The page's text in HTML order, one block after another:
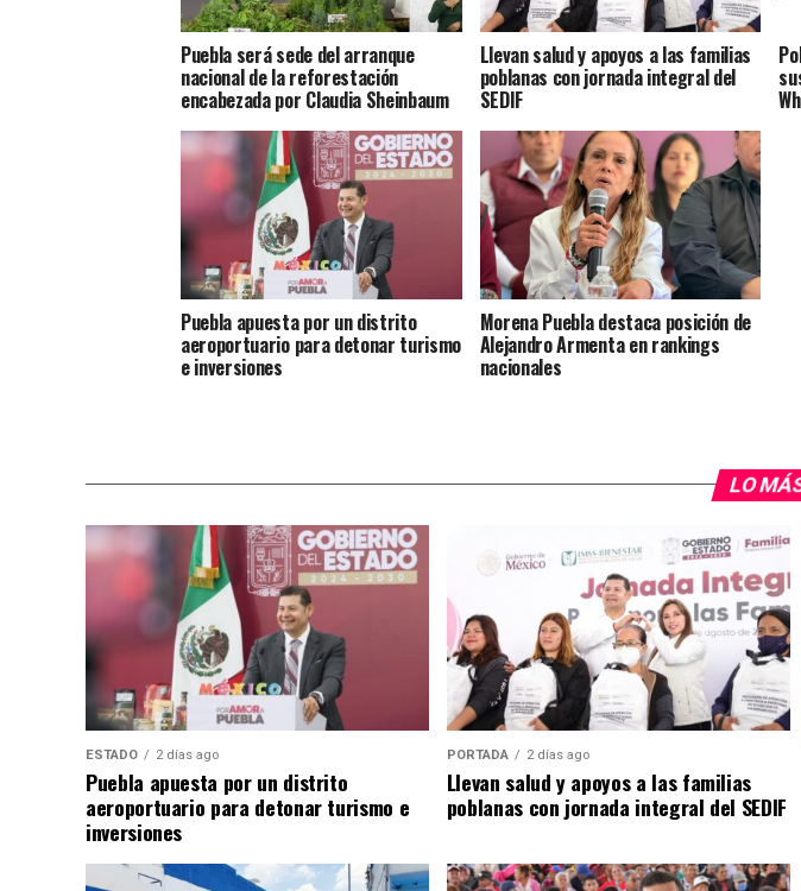
Puebla será sede del arranque
nacional de la reforestación
encabezada por Claudia Sheinbaum
Llevan salud y apoyos a las familias
poblanas con jornada integral del
SEDIF
Puebla apuesta por un distrito
aeroportuario para detonar turismo
e inversiones
Morena Puebla destaca posición de
Alejandro Armenta en rankings
nacionales
LO
ESTADO 2 días ago
Puebla apuesta por un distrito
aeroportuario para detonar turismo e
inversiones
PORTADA 2 días ago
Llevan salud y apoyos a las familias
poblanas con jornada integral del SEDIF